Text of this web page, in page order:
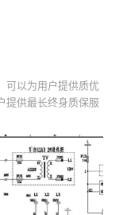
可以为用户提供质优
提供最长终身质保服